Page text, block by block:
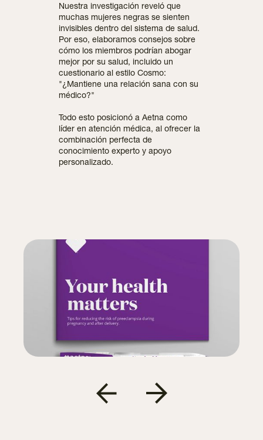
Nuestra investigación reveló que
muchas mujeres negras se sienten
invisibles dentro del sistema de salud.
Por eso, elaboramos consejos sobre
cómo los miembros podrían abogar
mejor por su salud, incluido un
cuestionario al estilo Cosmo:
"¿Mantiene una relación sana con su
médico?"
Todo esto posicionó a Aetna como
líder en atención médica, al ofrecer la
combinación perfecta de
conocimiento experto y apoyo
personalizado.